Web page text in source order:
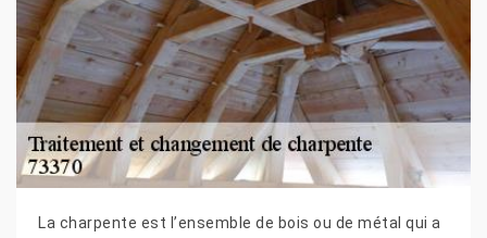
La charpente est l’ensemble de bois ou de métal qui a